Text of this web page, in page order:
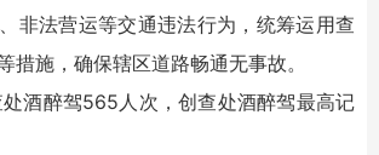
非法营运等交通违法行为，统筹运用查
措施，确保辖区道路畅通无事故。
酒醉驾565人次，创查处酒醉驾最高记